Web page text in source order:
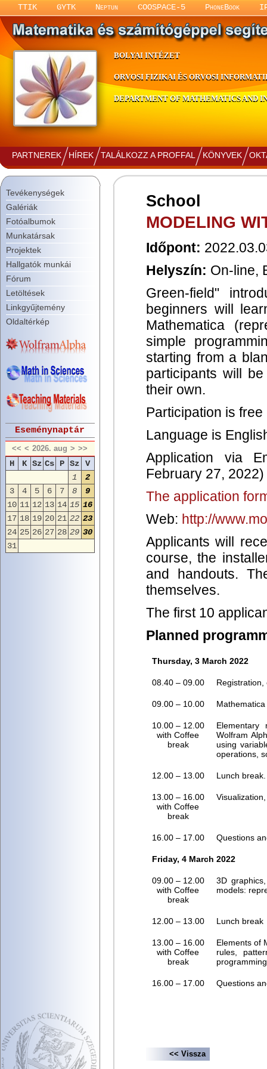
TTIK GYTK Neptun COOSPACE-5 PhoneBook
BOLYAI INTÉZET
ORVOSI FIZIKAI ÉS ORVOSI
DEPARTMENT OF MATHEMATICS AND
PARTNEREK HÍREK TALÁLKOZZ A PROFFAL KÖNYVEK
Tevékenységek
Galériák
Fotóalbumok
Munkatársak
Projektek
Hallgatók munkái
Fórum
Letöltések
Linkgyűjtemény
Oldaltérkép
Eseménynaptár
<< < 2026. aug > >>
H K Sz Cs P Sz
V
1
2
3
4 5 6 7 8
9
10 11 12 13 14 15 16
17 18 19 20 21 22 23
24 25 26 27 28 29 30
31
School
MODELING
Időpont:
Helyszín: On-line,
Green-field"
beginners will
Mathematica
simple
starting from a
participants will
their own.
Participation is
Language is
Application via
February 27, 2022)
The application
Web: http://
Applicants will
course, the
and handouts.
themselves.
The first 10
Planned
Thursday, 3 March 2022
08.40 – 09.00 Registration,
09.00 – 10.00
10.00 – 12.00
with Coffee
break
Wolfram
using
operations,
12.00 – 13.00 Lunch break.
13.00 – 16.00
with Coffee
break
16.00 – 17.00 Questions
Friday, 4 March 2022
09.00 – 12.00
with Coffee
break
3D
models:
12.00 – 13.00 Lunch break
13.00 – 16.00
with Coffee
break
Elements of
rules,
16.00 – 17.00 Questions
<< Vissza